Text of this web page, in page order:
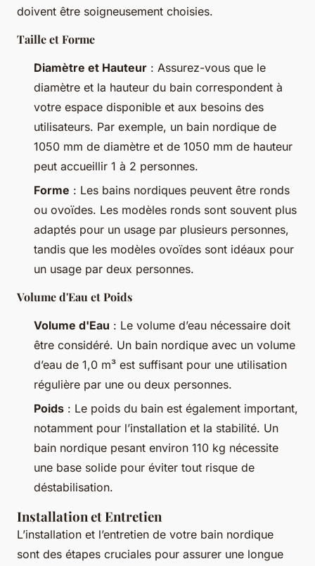
doivent être soigneusement choisies.
Taille et Forme
Diamètre et Hauteur : Assurez-vous que le
diamètre et la hauteur du bain correspondent à
votre espace disponible et aux besoins des
utilisateurs. Par exemple, un bain nordique de
1050 mm de diamètre et de 1050 mm de hauteur
peut accueillir 1 à 2 personnes.
Forme : Les bains nordiques peuvent être ronds
ou ovoïdes. Les modèles ronds sont souvent plus
adaptés pour un usage par plusieurs personnes,
tandis que les modèles ovoïdes sont idéaux pour
un usage par deux personnes.
Volume d'Eau et Poids
Volume d'Eau : Le volume d’eau nécessaire doit
être considéré. Un bain nordique avec un volume
d’eau de 1,0 m³ est suffisant pour une utilisation
régulière par une ou deux personnes.
Poids : Le poids du bain est également important,
notamment pour l’installation et la stabilité. Un
bain nordique pesant environ 110 kg nécessite
une base solide pour éviter tout risque de
déstabilisation.
Installation et Entretien
L’installation et l’entretien de votre bain nordique
sont des étapes cruciales pour assurer une longue